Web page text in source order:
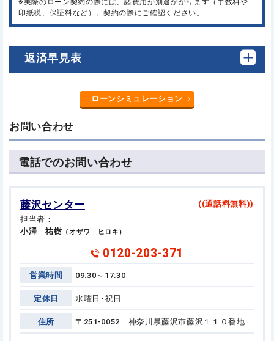
印紙税、保証料など）。契約の際にご確認ください。
返済早見表
ローンシミュレーション
お問い合わせ
電話でのお問い合わせ
藤沢センター
((通話料無料))
担当者：
小澤 祐樹 （オザワ ヒロキ）
0120-203-371
営業時間 09:30～17:30
定休日 水曜日･祝日
住所 〒251-0052 神奈川県藤沢市藤沢１１０番地